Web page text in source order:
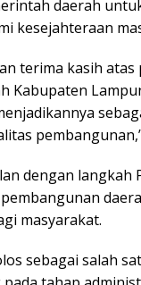
daerah
kesejahteraan
terima kasih
Kabupaten
dengan langkah
masyarakat.
sebagai salah